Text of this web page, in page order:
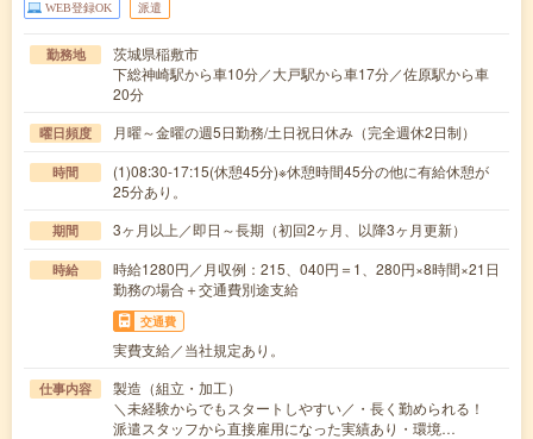
WEB登録OK 派遣
勤務地
茨城県稲敷市
下総神崎駅から車10分／大戸駅から車17分／佐原駅から車
20分
曜日頻度 月曜～金曜の週5日勤務/土日祝日休み（完全週休2日制）
時間
(1)08:30-17:15(休憩45分)※休憩時間45分の他に有給休憩が
25分あり。
期間 3ヶ月以上／即日～長期（初回2ヶ月、以降3ヶ月更新）
時給
時給1280円／月収例：215、040円＝1、280円×8時間×21日
勤務の場合＋交通費別途支給
交通費
実費支給／当社規定あり。
仕事内容
製造（組立・加工）
＼未経験からでもスタートしやすい／・長く勤められる！
派遣スタッフから直接雇用になった実績あり・環境…